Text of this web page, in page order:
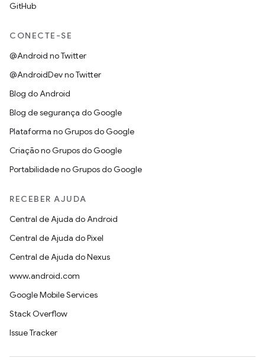
GitHub
CONECTE-SE
@Android no Twitter
@AndroidDev no Twitter
Blog do Android
Blog de segurança do Google
Plataforma no Grupos do Google
Criação no Grupos do Google
Portabilidade no Grupos do Google
RECEBER AJUDA
Central de Ajuda do Android
Central de Ajuda do Pixel
Central de Ajuda do Nexus
www.android.com
Google Mobile Services
Stack Overflow
Issue Tracker